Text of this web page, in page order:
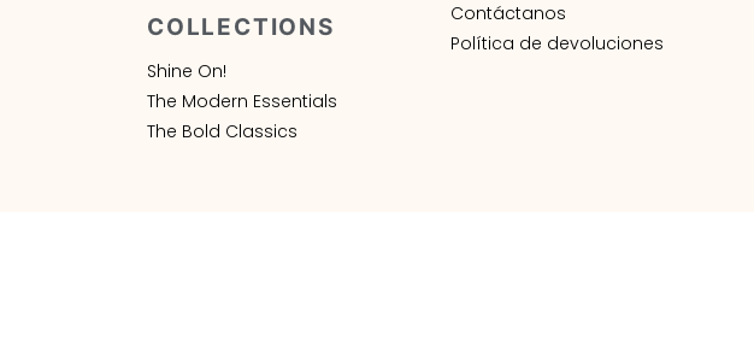
COLLECTIONS
Shine On!
The Modern Essentials
The Bold Classics
Contáctanos
Política de devoluciones